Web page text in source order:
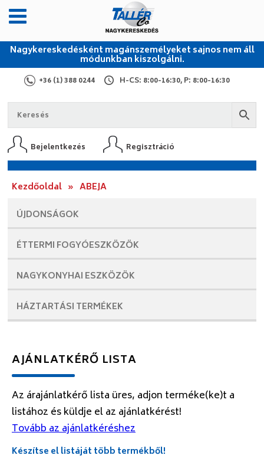
Nagykereskedésként magánszemélyeket sajnos nem áll
módunkban kiszolgálni.
+36 (1) 388 0244 H-CS: 8:00-16:30, P: 8:00-16:30
Bejelentkezés Regisztráció
Kezdőoldal » ABEJA
ÚJDONSÁGOK
ÉTTERMI FOGYÓESZKÖZÖK
NAGYKONYHAI ESZKÖZÖK
HÁZTARTÁSI TERMÉKEK
AJÁNLATKÉRŐ LISTA
Az árajánlatkérő lista üres, adjon terméke(ke)t a
listához és küldje el az ajánlatkérést!
Tovább az ajánlatkéréshez
Készítse el listáját több termékből!